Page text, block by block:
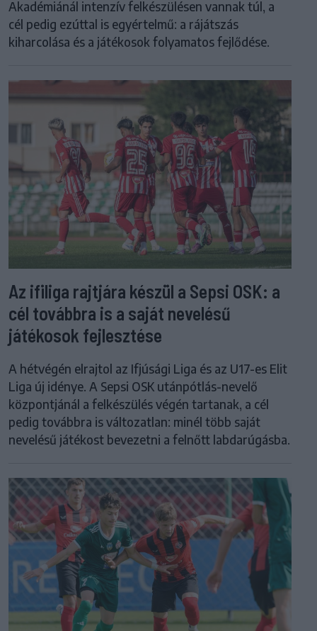
Akadémiánál intenzív felkészülésen vannak túl, a
cél pedig ezúttal is egyértelmű: a rájátszás
kiharcolása és a játékosok folyamatos fejlődése.
Az ifiliga rajtjára készül a Sepsi OSK: a
cél továbbra is a saját nevelésű
játékosok fejlesztése
A hétvégén elrajtol az Ifjúsági Liga és az U17-es Elit
Liga új idénye. A Sepsi OSK utánpótlás-nevelő
központjánál a felkészülés végén tartanak, a cél
pedig továbbra is változatlan: minél több saját
nevelésű játékost bevezetni a felnőtt labdarúgásba.